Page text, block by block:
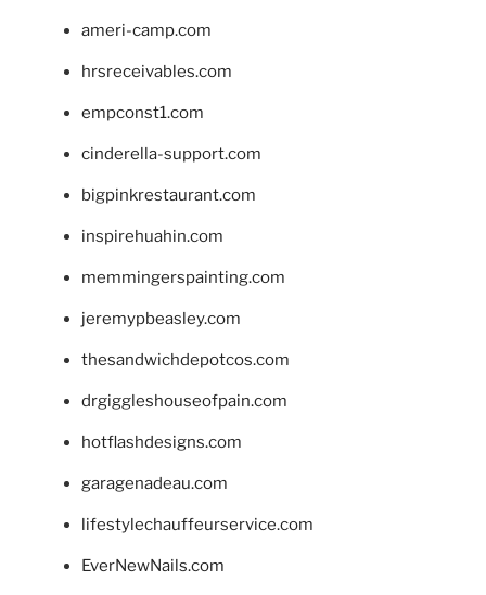
ameri-camp.com
hrsreceivables.com
empconst1.com
cinderella-support.com
bigpinkrestaurant.com
inspirehuahin.com
memmingerspainting.com
jeremypbeasley.com
thesandwichdepotcos.com
drgiggleshouseofpain.com
hotflashdesigns.com
garagenadeau.com
lifestylechauffeurservice.com
EverNewNails.com